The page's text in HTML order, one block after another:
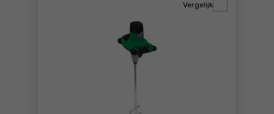
Vergelijk